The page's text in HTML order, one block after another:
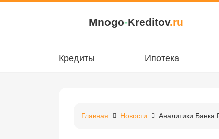
Mnogo-Kreditov.ru
Кредиты Ипотека
Главная Новости Аналитики Банка